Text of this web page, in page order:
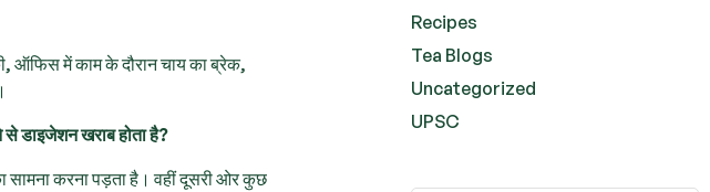
ऑफिस में काम के दौरान चाय का ब्रेक,
से डाइजेशन खराब होता है?
करना पड़ता है। वहीं दूसरी ओर कुछ
Recipes
Tea Blogs
Uncategorized
UPSC